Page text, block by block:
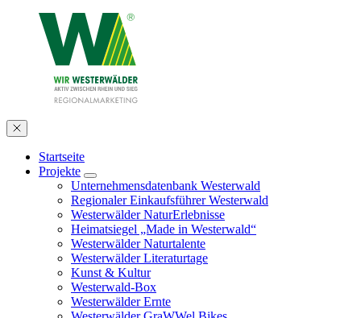
Startseite
Projekte
Unternehmensdatenbank Westerwald
Regionaler Einkaufsführer Westerwald
Westerwälder NaturErlebnisse
Heimatsiegel „Made in Westerwald“
Westerwälder Naturtalente
Westerwälder Literaturtage
Kunst & Kultur
Westerwald-Box
Westerwälder Ernte